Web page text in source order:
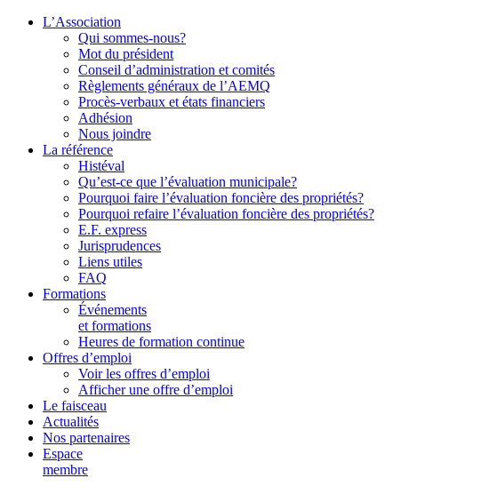
L’Association
Qui sommes-nous?
Mot du président
Conseil d’administration et comités
Règlements généraux de l’AEMQ
Procès-verbaux et états financiers
Adhésion
Nous joindre
La référence
Histéval
Qu’est-ce que l’évaluation municipale?
Pourquoi faire l’évaluation foncière des propriétés?
Pourquoi refaire l’évaluation foncière des propriétés?
E.F. express
Jurisprudences
Liens utiles
FAQ
Formations
Événements
et formations
Heures de formation continue
Offres d’emploi
Voir les offres d’emploi
Afficher une offre d’emploi
Le faisceau
Actualités
Nos partenaires
Espace
membre